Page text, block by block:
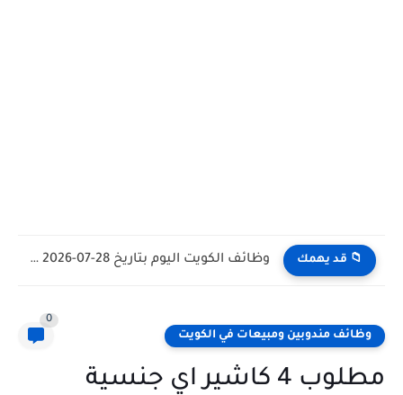
📁 قد يهمك وظائف الكويت اليوم بتاريخ 28-07-2026 للأجانب والمواطنين في مختلف التخصصات
وظائف مندوبين ومبيعات في الكويت
0
مطلوب 4 كاشير اي جنسية